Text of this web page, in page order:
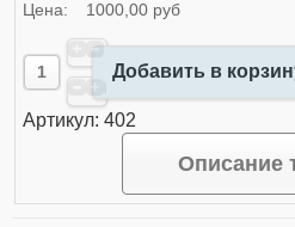
Цена: 1000,00 руб
Добавить в
Артикул: 402
Описание